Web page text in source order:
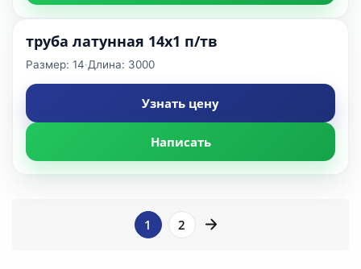
труба латунная 14x1 п/тв
Размер: 14·Длина: 3000
Узнать цену
Написать
1 2